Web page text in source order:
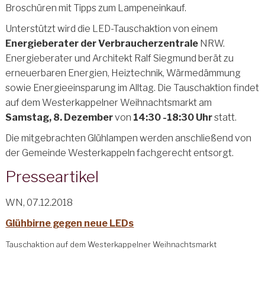
Broschüren mit Tipps zum Lampeneinkauf.
Unterstützt wird die LED-Tauschaktion von einem
Energieberater der Verbraucherzentrale NRW.
Energieberater und Architekt Ralf Siegmund berät zu
erneuerbaren Energien, Heiztechnik, Wärmedämmung
sowie Energieeinsparung im Alltag. Die Tauschaktion findet
auf dem Westerkappelner Weihnachtsmarkt am
Samstag, 8. Dezembervon 14:30 -18:30 Uhrstatt.
Die mitgebrachten Glühlampen werden anschließend von
der Gemeinde Westerkappeln fachgerecht entsorgt.
Presseartikel
WN, 07.12.2018
Glühbirne gegen neue LEDs
Tauschaktion auf dem Westerkappelner Weihnachtsmarkt